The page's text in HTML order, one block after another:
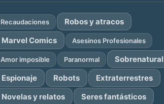
Recaudaciones
Robos y atracos
Marvel Comics
Asesinos Profesionales
Amor imposible Paranormal
Sobrenatural
Espionaje
Robots
Extraterrestres
Novelas y relatos
Seres fantásticos